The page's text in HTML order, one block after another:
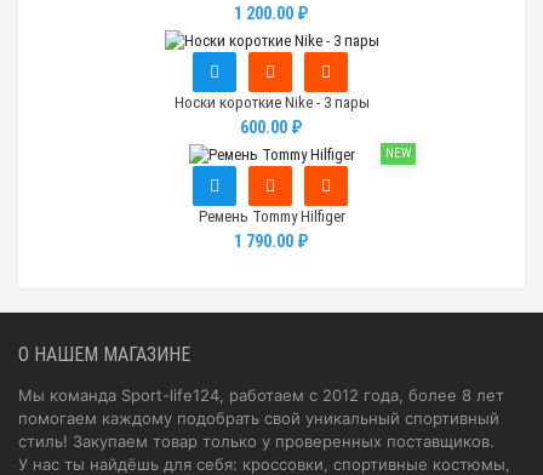
1 200.00 ₽
Носки короткие Nike - 3 пары
600.00 ₽
NEW
Ремень Tommy Hilfiger
1 790.00 ₽
О НАШЕМ МАГАЗИНЕ
Мы команда Sport-life124, работаем с 2012 года, более 8 лет
помогаем каждому подобрать свой уникальный спортивный
стиль! Закупаем товар только у проверенных поставщиков.
У нас ты найдёшь для себя: кроссовки, спортивные костюмы,